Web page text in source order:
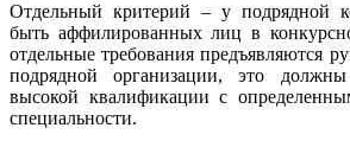
Отдельный критерий – у подрядной
быть аффилированных лиц в
отдельные требования предъявляются
подрядной организации, это
высокой квалификации с
специальности.